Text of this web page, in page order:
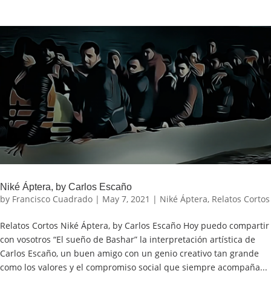
Niké Áptera, by Carlos Escaño
by Francisco Cuadrado | May 7, 2021 | Niké Áptera, Relatos Cortos
Relatos Cortos Niké Áptera, by Carlos Escaño Hoy puedo compartir
con vosotros “El sueño de Bashar” la interpretación artística de
Carlos Escaño, un buen amigo con un genio creativo tan grande
como los valores y el compromiso social que siempre acompaña...